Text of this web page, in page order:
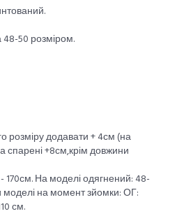
48-50 розміром.
розміру додавати + 4см (на
спарені +8см,крім довжини
170см. На моделі одягнений: 48-
на момент зйомки: ОГ:
см.